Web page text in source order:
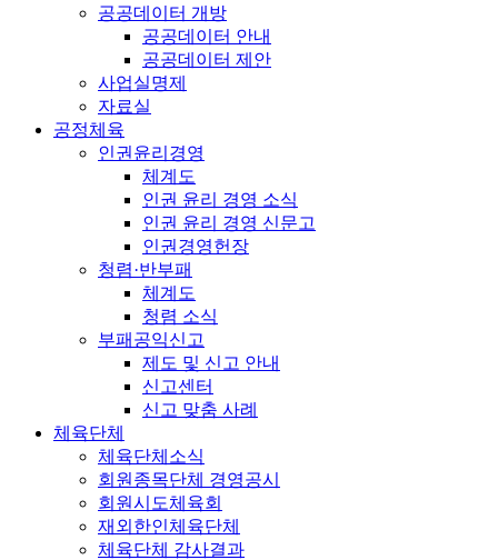
공공데이터 개방
공공데이터 안내
공공데이터 제안
사업실명제
자료실
공정체육
인권윤리경영
체계도
인권 윤리 경영 소식
인권 윤리 경영 신문고
인권경영헌장
청렴·반부패
체계도
청렴 소식
부패공익신고
제도 및 신고 안내
신고센터
신고 맞춤 사례
체육단체
체육단체소식
회원종목단체 경영공시
회원시도체육회
재외한인체육단체
체육단체 감사결과